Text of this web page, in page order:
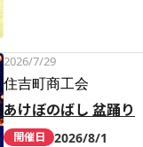
2026/7/29
住吉町商工会
あけぼのばし 盆踊り
開催日 2026/8/1